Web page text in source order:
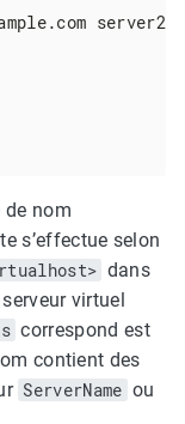
server2
de nom
s’effectue selon
dans
virtuel
correspond est
contient des
ServerName ou